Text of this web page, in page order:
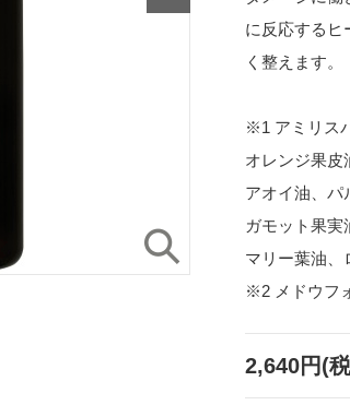
に反応する
く整えます。
※1 アミリス
オレンジ果皮
アオイ油、パ
ガモット果
マリー葉油、
※2 メドウフ
2,640円(